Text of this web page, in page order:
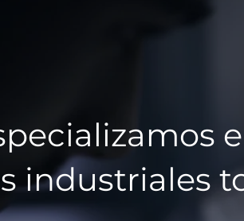
industriales